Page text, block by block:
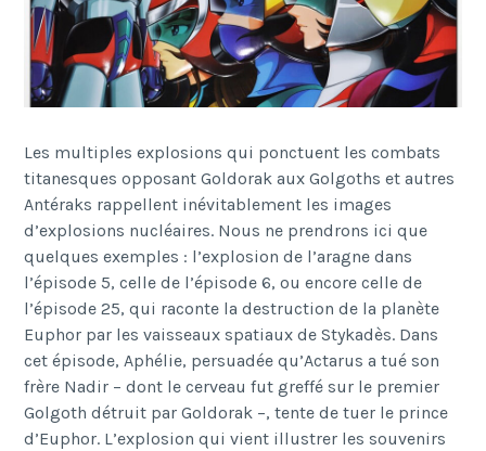
Les multiples explosions qui ponctuent les combats
titanesques opposant Goldorak aux Golgoths et autres
Antéraks rappellent inévitablement les images
d’explosions nucléaires. Nous ne prendrons ici que
quelques exemples : l’explosion de l’aragne dans
l’épisode 5, celle de l’épisode 6, ou encore celle de
l’épisode 25, qui raconte la destruction de la planète
Euphor par les vaisseaux spatiaux de Stykadès. Dans
cet épisode, Aphélie, persuadée qu’Actarus a tué son
frère Nadir – dont le cerveau fut greffé sur le premier
Golgoth détruit par Goldorak –, tente de tuer le prince
d’Euphor. L’explosion qui vient illustrer les souvenirs